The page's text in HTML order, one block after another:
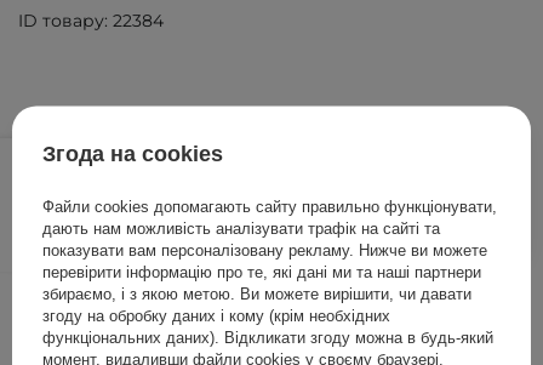
989,00 ГРН
ДОДАТИ ДО КОШИКА
ID товару: 22384
Інші клієнти також перевіряли
Згода на cookies
Файли cookies допомагають сайту правильно функціонувати,
дають нам можливість аналізувати трафік на сайті та
показувати вам персоналізовану рекламу. Нижче ви можете
перевірити інформацію про те, які дані ми та наші партнери
збираємо, і з якою метою. Ви можете вирішити, чи давати
згоду на обробку даних і кому (крім необхідних
функціональних даних). Відкликати згоду можна в будь-який
момент, видаливши файли cookies у своєму браузері.